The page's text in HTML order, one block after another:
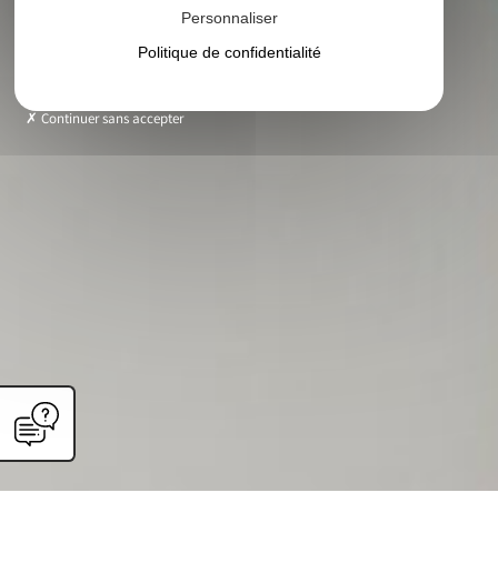
Personnaliser
Politique de confidentialité
Continuer sans accepter